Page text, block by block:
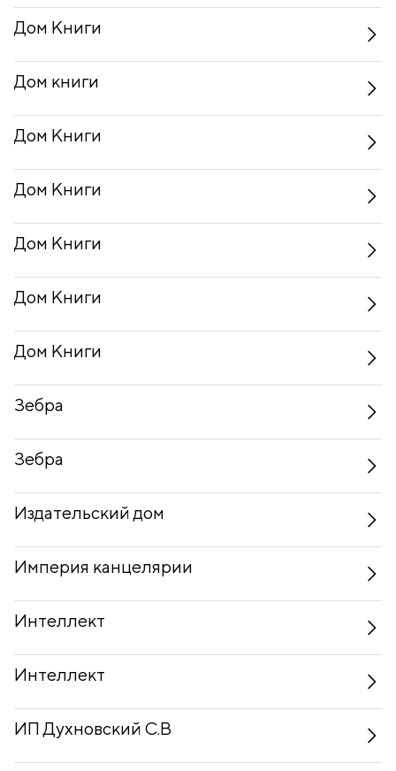
Дом Книги
Дом книги
Дом Книги
Дом Книги
Дом Книги
Дом Книги
Дом Книги
Зебра
Зебра
Издательский дом
Империя канцелярии
Интеллект
Интеллект
ИП Духновский С.В